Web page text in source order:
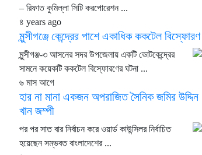
– রিফাত কুমিল্লা সিটি করপোরেশন ...
৪ years ago
মুন্সীগঞ্জে কেন্দ্রের পাশে একাধিক ককটেল বিস্ফোরণ
মুন্সীগঞ্জ-৩ আসনের সদর উপজেলায় একটি ভোটকেন্দ্রের
সামনে কয়েকটি ককটেল বিস্ফোরণের ঘটনা ...
৬ মাস আগে
হার না মানা একজন অপরাজিত সৈনিক জমির উদ্দিন
খান জম্পী
পর পর সাত বার নির্বাচন করে ওয়ার্ড কাউন্সিলর নির্বাচিত
হয়েছেন সম্ভবত বাংলাদেশের ...